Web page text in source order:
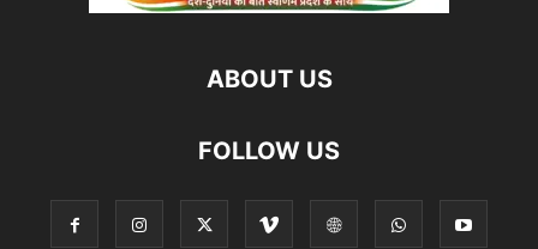
ABOUT US
FOLLOW US